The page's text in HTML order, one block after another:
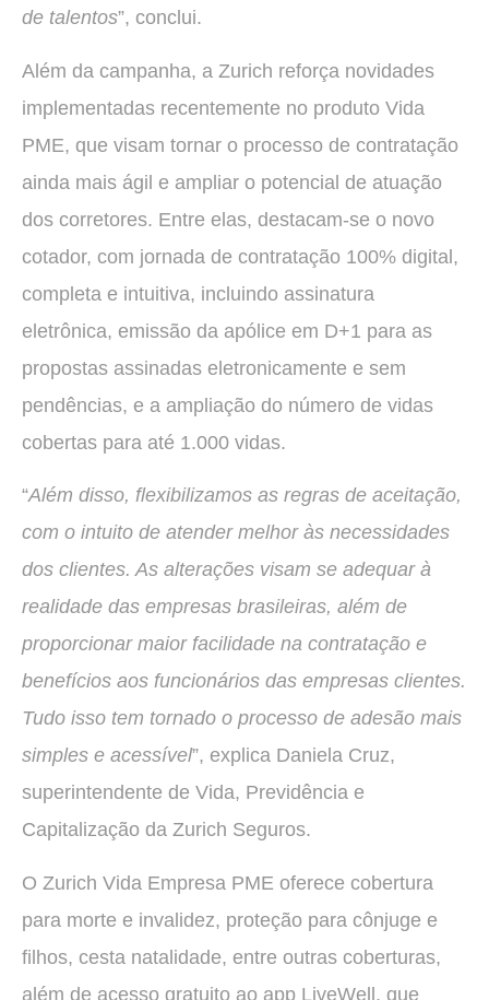
de talentos”, conclui.
Além da campanha, a Zurich reforça novidades
implementadas recentemente no produto Vida
PME, que visam tornar o processo de contratação
ainda mais ágil e ampliar o potencial de atuação
dos corretores. Entre elas, destacam-se o novo
cotador, com jornada de contratação 100% digital,
completa e intuitiva, incluindo assinatura
eletrônica, emissão da apólice em D+1 para as
propostas assinadas eletronicamente e sem
pendências, e a ampliação do número de vidas
cobertas para até 1.000 vidas.
“Além disso, flexibilizamos as regras de aceitação,
com o intuito de atender melhor às necessidades
dos clientes. As alterações visam se adequar à
realidade das empresas brasileiras, além de
proporcionar maior facilidade na contratação e
benefícios aos funcionários das empresas clientes.
Tudo isso tem tornado o processo de adesão mais
simples e acessível”, explica Daniela Cruz,
superintendente de Vida, Previdência e
Capitalização da Zurich Seguros.
O Zurich Vida Empresa PME oferece cobertura
para morte e invalidez, proteção para cônjuge e
filhos, cesta natalidade, entre outras coberturas,
além de acesso gratuito ao app LiveWell, que